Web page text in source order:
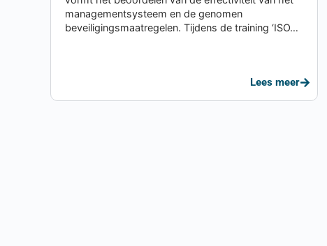
managementsysteem en de genomen
beveiligingsmaatregelen. Tijdens de training ‘ISO…
Lees meer